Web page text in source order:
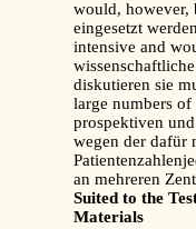
would, however,
eingesetzt
intensive and
diskutieren sie
large numbers
prospektiven
wegen der dafür
an mehreren
Suited to the
Materials